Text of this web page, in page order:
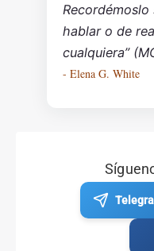
hablar o de
cualquiera”
- Elena G. White